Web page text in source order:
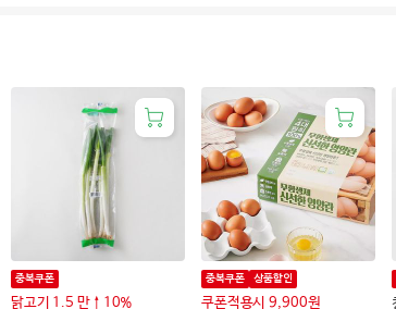
중복쿠폰
닭고기 1.5 만↑10%
중복쿠폰 상품할인
쿠폰적용시 9,900원